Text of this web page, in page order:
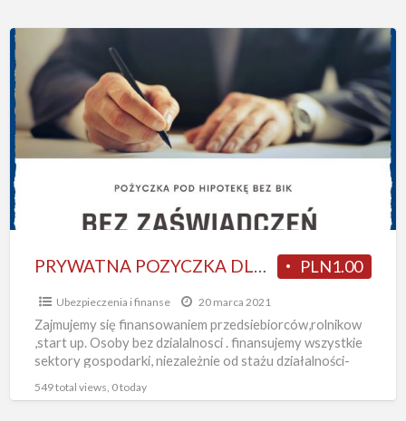
PRYWATNA
POZYCZKA
DLA
FIRM
ROLNIKOW
POD
HIPOTEKE
PLN1.00
PRYWATNA POZYCZKA DLA FIRM I ROLNIKOW POD HIPOTEKE
Ubezpieczenia i finanse 20 marca 2021
Zajmujemy się finansowaniem przedsiebiorców,rolnikow
,start up. Osoby bez dzialalnosci . finansujemy wszystkie
sektory gospodarki, niezależnie od stażu działalności-
549 total views, 0 today